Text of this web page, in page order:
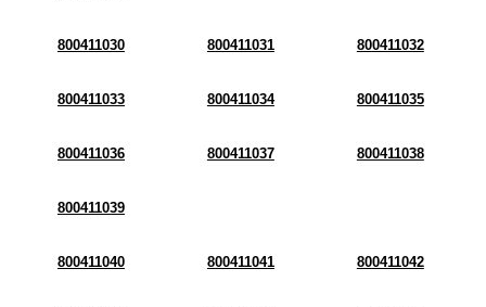
800411030 800411031 800411032
800411033 800411034 800411035
800411036 800411037 800411038
800411039
800411040 800411041 800411042